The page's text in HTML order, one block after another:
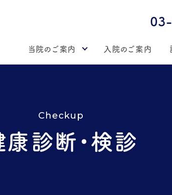
当院のご案内 入院のご案内
Checkup
診断・検診